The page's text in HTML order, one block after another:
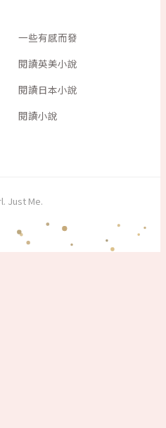
一些有感而發
閱讀英美小說
閱讀日本小說
閱讀小說
Just Me.